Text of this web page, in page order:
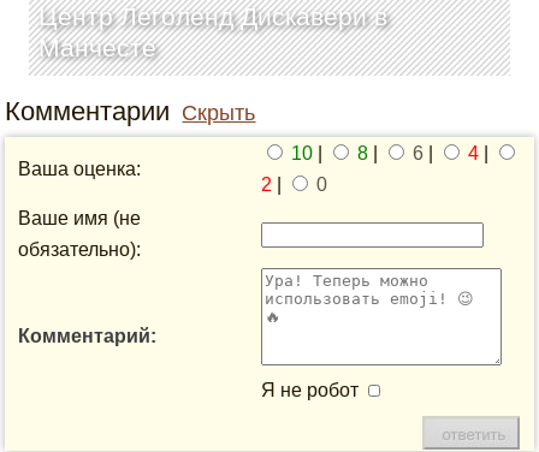
Центр Леголенд Дискавери в
Манчесте
Комментарии Скрыть
Ваша оценка:
10 8 6 4
2
0
Ваше имя (не
обязательно):
Комментарий:
Я не робот